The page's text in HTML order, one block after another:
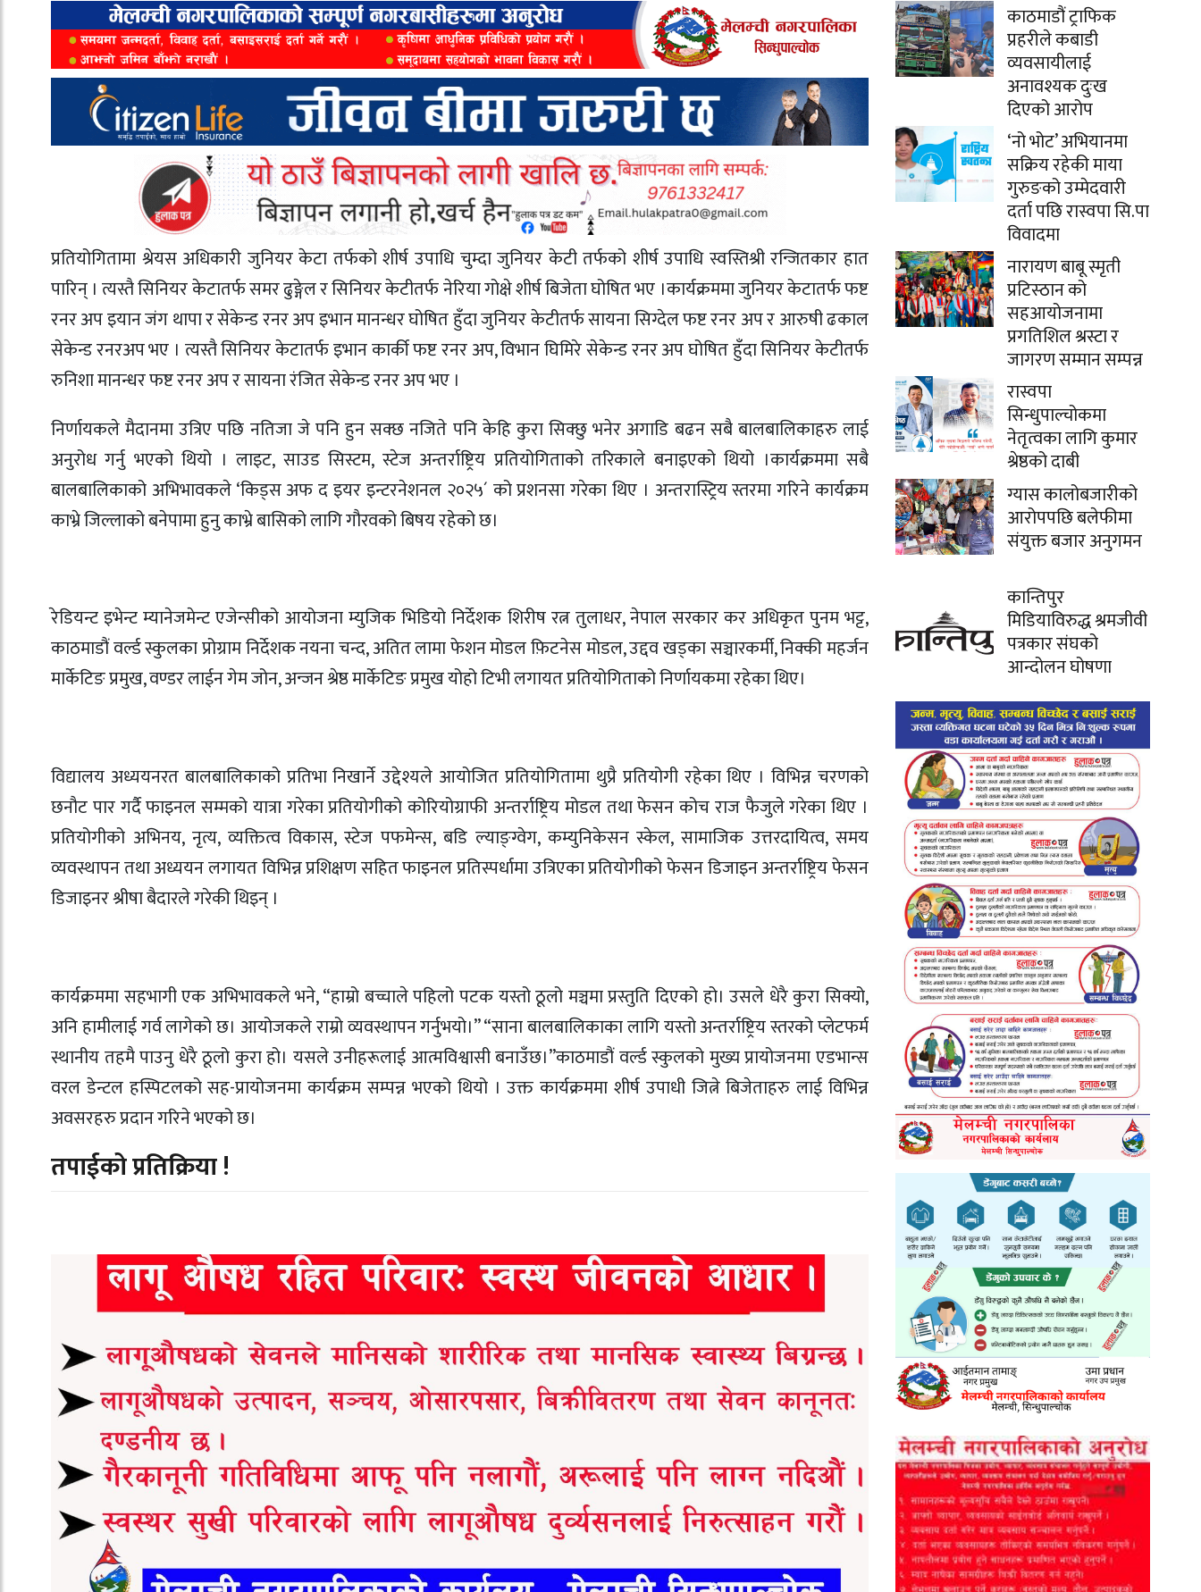
प्रतियोगितामा श्रेयस अधिकारी जुनियर केटा तर्फको शीर्ष उपाधि चुम्दा जुनियर केटी तर्फको शीर्ष उपाधि स्वस्तिश्री रन्जितकार हात
पारिन् । त्यस्तै सिनियर केटातर्फ समर ढुङ्गेल र सिनियर केटीतर्फ नेरिया गोक्षे शीर्ष बिजेता घोषित भए ।कार्यक्रममा जुनियर केटातर्फ फष्ट
रनर अप इयान जंग थापा र सेकेन्ड रनर अप इभान मानन्धर घोषित हुँदा जुनियर केटीतर्फ सायना सिग्देल फष्ट रनर अप र आरुषी ढकाल
सेकेन्ड रनरअप भए । त्यस्तै सिनियर केटातर्फ इभान कार्की फष्ट रनर अप, विभान घिमिरे सेकेन्ड रनर अप घोषित हुँदा सिनियर केटीतर्फ
रुनिशा मानन्धर फष्ट रनर अप र सायना रंजित सेकेन्ड रनर अप भए ।
निर्णायकले मैदानमा उत्रिए पछि नतिजा जे पनि हुन सक्छ नजिते पनि केहि कुरा सिक्छु भनेर अगाडि बढन सबै बालबालिकाहरु लाई
अनुरोध गर्नु भएको थियो । लाइट, साउड सिस्टम, स्टेज अन्तर्राष्ट्रिय प्रतियोगिताको तरिकाले बनाइएको थियो ।कार्यक्रममा सबै
बालबालिकाको अभिभावकले ‘किड्स अफ द इयर इन्टरनेशनल २०२५´ को प्रशनसा गरेका थिए । अन्तरास्ट्रिय स्तरमा गरिने कार्यक्रम
काभ्रे जिल्लाको बनेपामा हुनु काभ्रे बासिको लागि गौरवको बिषय रहेको छ।
रेडियन्ट इभेन्ट म्यानेजमेन्ट एजेन्सीको आयोजना म्युजिक भिडियो निर्देशक शिरीष रत्न तुलाधर, नेपाल सरकार कर अधिकृत पुनम भट्ट,
काठमाडौं वर्ल्ड स्कुलका प्रोग्राम निर्देशक नयना चन्द, अतित लामा फेशन मोडल फ़िटनेस मोडल, उद्दव खड्का सञ्चारकर्मी, निक्की महर्जन
मार्केटिङ प्रमुख, वण्डर लाईन गेम जोन, अन्जन श्रेष्ठ मार्केटिङ प्रमुख योहो टिभी लगायत प्रतियोगिताको निर्णायकमा रहेका थिए।
विद्यालय अध्ययनरत बालबालिकाको प्रतिभा निखार्ने उद्देश्यले आयोजित प्रतियोगितामा थुप्रै प्रतियोगी रहेका थिए । विभिन्न चरणको
छनौट पार गर्दै फाइनल सम्मको यात्रा गरेका प्रतियोगीको कोरियोग्राफी अन्तर्राष्ट्रिय मोडल तथा फेसन कोच राज फैजुले गरेका थिए ।
प्रतियोगीको अभिनय, नृत्य, व्यक्तित्व विकास, स्टेज पफमेन्स, बडि ल्याङ्ग्वेग, कम्युनिकेसन स्केल, सामाजिक उत्तरदायित्व, समय
व्यवस्थापन तथा अध्ययन लगायत विभिन्न प्रशिक्षण सहित फाइनल प्रतिस्पर्धामा उत्रिएका प्रतियोगीको फेसन डिजाइन अन्तर्राष्ट्रिय फेसन
डिजाइनर श्रीषा बैदारले गरेकी थिइन् ।
कार्यक्रममा सहभागी एक अभिभावकले भने, “हाम्रो बच्चाले पहिलो पटक यस्तो ठूलो मञ्चमा प्रस्तुति दिएको हो। उसले धेरै कुरा सिक्यो,
अनि हामीलाई गर्व लागेको छ। आयोजकले राम्रो व्यवस्थापन गर्नुभयो।” “साना बालबालिकाका लागि यस्तो अन्तर्राष्ट्रिय स्तरको प्लेटफर्म
स्थानीय तहमै पाउनु धेरै ठूलो कुरा हो। यसले उनीहरूलाई आत्मविश्वासी बनाउँछ।”काठमाडौं वर्ल्ड स्कुलको मुख्य प्रायोजनमा एडभान्स
वरल डेन्टल हस्पिटलको सह-प्रायोजनमा कार्यक्रम सम्पन्न भएको थियो । उक्त कार्यक्रममा शीर्ष उपाधी जित्ने बिजेताहरु लाई विभिन्न
अवसरहरु प्रदान गरिने भएको छ।
तपाईको प्रतिक्रिया !
काठमाडौं ट्राफिक
प्रहरीले कबाडी
व्यवसायीलाई
अनावश्यक दुःख
दिएको आरोप
‘नो भोट’ अभियानमा
सक्रिय रहेकी माया
गुरुङको उम्मेदवारी
दर्ता पछि रास्वपा सि.पा
विवादमा
नारायण बाबू स्मृती
प्रटिस्ठान को
सहआयोजनामा
प्रगतिशिल श्रस्टा र
जागरण सम्मान सम्पन्न
रास्वपा
सिन्धुपाल्चोकमा
नेतृत्वका लागि कुमार
श्रेष्ठको दाबी
ग्यास कालोबजारीको
आरोपपछि बलेफीमा
संयुक्त बजार अनुगमन
कान्तिपुर
मिडियाविरुद्ध श्रमजीवी
पत्रकार संघको
आन्दोलन घोषणा